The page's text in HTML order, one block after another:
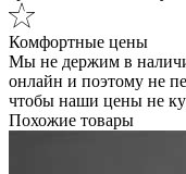
Комфортные цены
Мы не держим в
онлайн и поэтому не
чтобы наши цены не
Похожие товары